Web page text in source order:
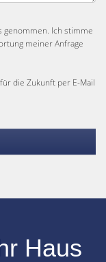
genommen. Ich stimme
meiner Anfrage
die Zukunft per E-Mail
Haus